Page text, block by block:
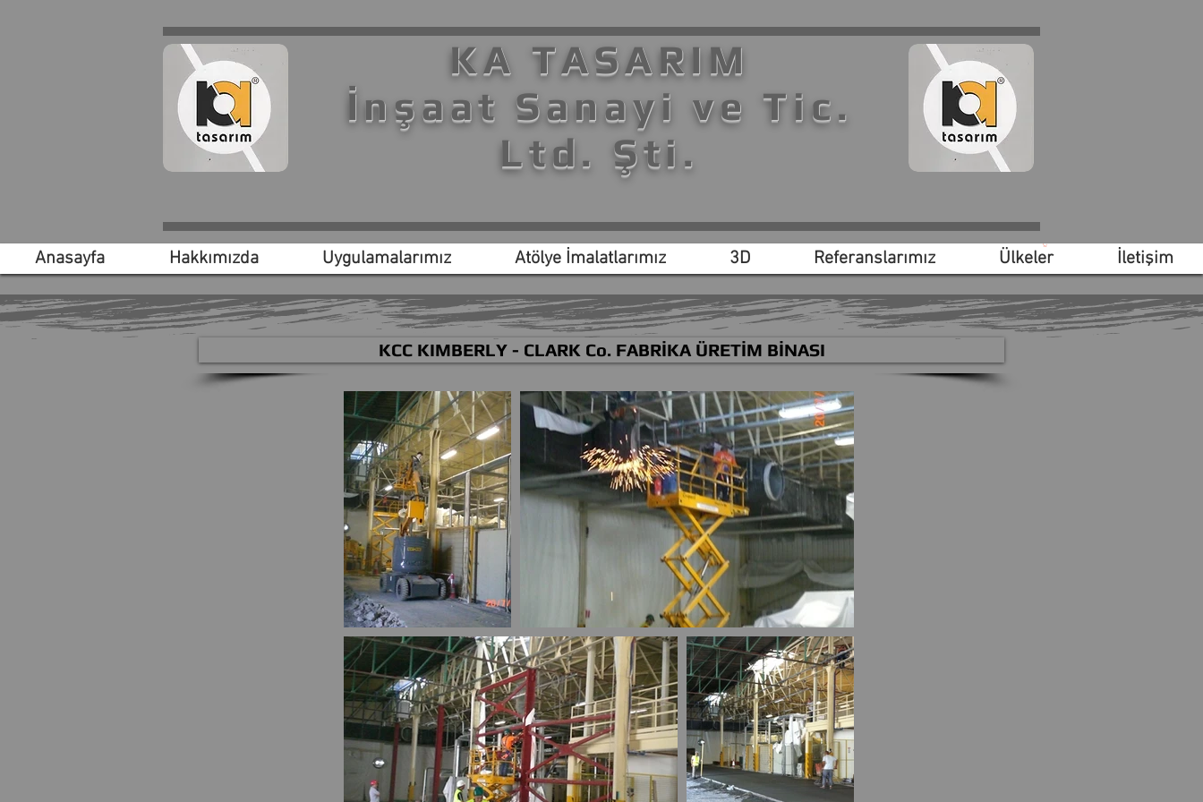
KA TASARIM
İnşaat Sanayi ve Tic.
Ltd. Şti.
Anasayfa Hakkımızda Uygulamalarımız Atölye İmalatlarımız 3D Referanslarımız Ülkeler İletişim
KCC KIMBERLY - CLARK Co. FABRİKA ÜRETİM BİNASI